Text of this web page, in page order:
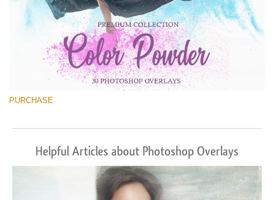
PURCHASE
Helpful Articles about Photoshop Overlays